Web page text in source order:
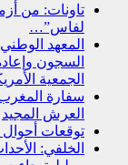
تاونات: من
لفاس”…
المعهد الوطني
السجون
الجمعية
سفارة
العرش المجيد
توقعات أحوال
الخلفي: